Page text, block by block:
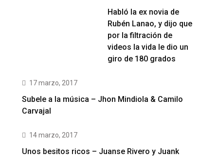
Habló la ex novia de
Rubén Lanao, y dijo que
por la filtración de
videos la vida le dio un
giro de 180 grados
17 marzo, 2017
Subele a la música – Jhon Mindiola & Camilo
Carvajal
14 marzo, 2017
Unos besitos ricos – Juanse Rivero y Juank